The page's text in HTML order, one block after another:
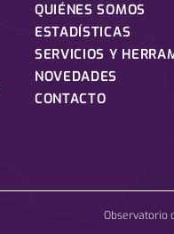
QUIÉNES SOMOS
ESTADÍSTICAS
SERVICIOS Y
NOVEDADES
CONTACTO